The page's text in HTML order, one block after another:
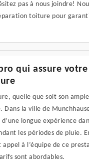
pas à nous joindre!
toiture pour
pro qui assure
quelle que soit son
la ville de
longue expérience
les périodes de pluie.
à l’équipe de ce
sont abordables.